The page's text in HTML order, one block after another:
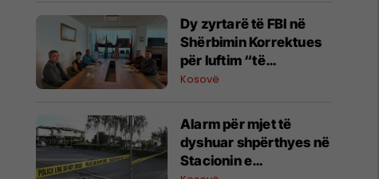
Dy zyrtarë të FBI në
Shërbimin Korrektues
për luftim “të
terrorizmit dhe
Kosovë
Alarm për mjet të
dyshuar shpërthyes në
Stacionin e